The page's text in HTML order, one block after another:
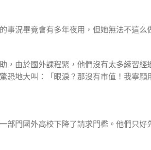
況畢竟會有多年夜用，但她無法不這么
由於國外課程緊，他們沒有太多練習經
恐地大叫：「眼淚？那沒有市值！我寧
門國外高校下降了請求門檻。他們只好